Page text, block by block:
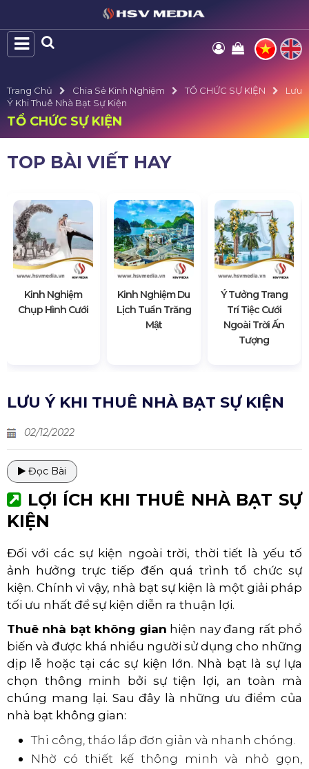
Trang Chủ Chia Sẻ Kinh Nghiệm TỔ CHỨC SỰ KIỆN
Lưu
Ý Khi Thuê Nhà Bạt Sự Kiện
TỔ CHỨC SỰ KIỆN
TOP BÀI VIẾT HAY
Kinh Nghiệm
Chụp Hình Cưới
Kinh Nghiệm Du
Lịch Tuần Trăng
Mật
Ý Tưởng Trang
Trí Tiệc Cưới
Ngoài Trời Ấn
Tượng
LƯU Ý KHI THUÊ NHÀ BẠT SỰ KIỆN
02/12/2022
Đọc Bài
LỢI ÍCH KHI THUÊ NHÀ BẠT SỰ
KIỆN
Đối với các sự kiện ngoài trời, thời tiết là yếu tố
ảnh hưởng trực tiếp đến quá trình tổ chức sự
kiện. Chính vì vậy, nhà bạt sự kiện là một giải pháp
tối ưu nhất để sự kiện diễn ra thuận lợi.
Thuê nhà bạt không gian hiện nay đang rất phổ
biến và được khá nhiều người sử dụng cho những
dịp lễ hoặc tại các sự kiện lớn. Nhà bạt là sự lựa
chọn thông minh bởi sự tiện lợi, an toàn mà
chúng mang lại. Sau đây là những ưu điểm của
nhà bạt không gian:
Thi công, tháo lắp đơn giản và nhanh chóng.
Nhờ có thiết kế thông minh và nhỏ gọn,